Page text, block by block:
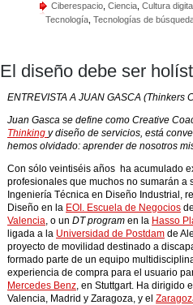
Ciberespacio Ciencia Cultura
Tecnología Tecnologías de
El diseño debe ser
ENTREVISTA A JUAN GASCA (Thinkers
Juan Gasca se define como Creative
Thinking y diseño de servicios, está
hemos olvidado: aprender de nosotros
Con sólo veintiséis años ha acumulado
profesionales que muchos no sumarán
Ingeniería Técnica en Diseño Industrial,
Diseño en la EOI. Escuela de Negocios
Valencia, o un DT program en la Hasso
ligada a la Universidad de Postdam de
proyecto de movilidad destinado a
formado parte de un equipo
experiencia de compra para el usuario
Mercedes Benz, en Stuttgart. Ha dirigido
Valencia, Madrid y Zaragoza, y el